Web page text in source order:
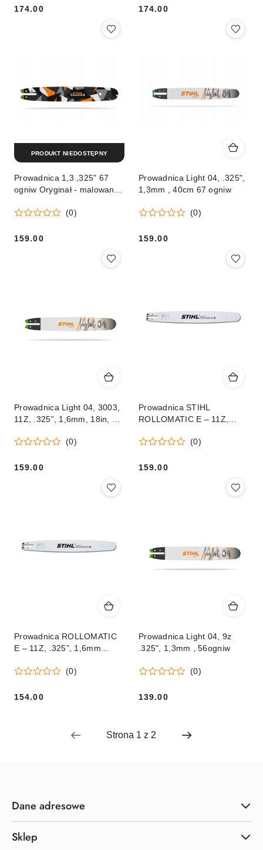
174.00 174.00
Prowadnica 1,3 ,325" 67
ogniw Oryginał - malowanie
(0)
Cena:
159.00
PRODUKT NIEDOSTĘPNY
Prowadnica Light 04, .325",
1,3mm , 40cm 67 ogniw
(0)
Cena:
159.00
Prowadnica Light 04, 3003,
11Z, .325”, 1,6mm, 18in, 40
(0)
Cena:
159.00
Prowadnica STIHL
ROLLOMATIC E – 11Z,
(0)
Cena:
159.00
Prowadnica ROLLOMATIC
E – 11Z, .325”, 1,6mm
(0)
Cena:
154.00
Prowadnica Light 04, 9z
.325", 1,3mm , 56ogniw
(0)
Cena:
139.00
Dane adresowe
Sklep